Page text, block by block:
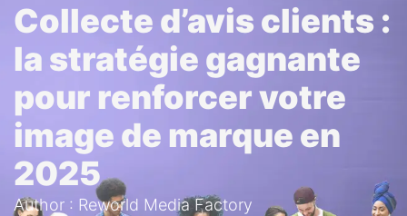
Collecte d’avis clients :
la stratégie gagnante
pour renforcer votre
image de marque en
2025
Author : Reworld Media Factory